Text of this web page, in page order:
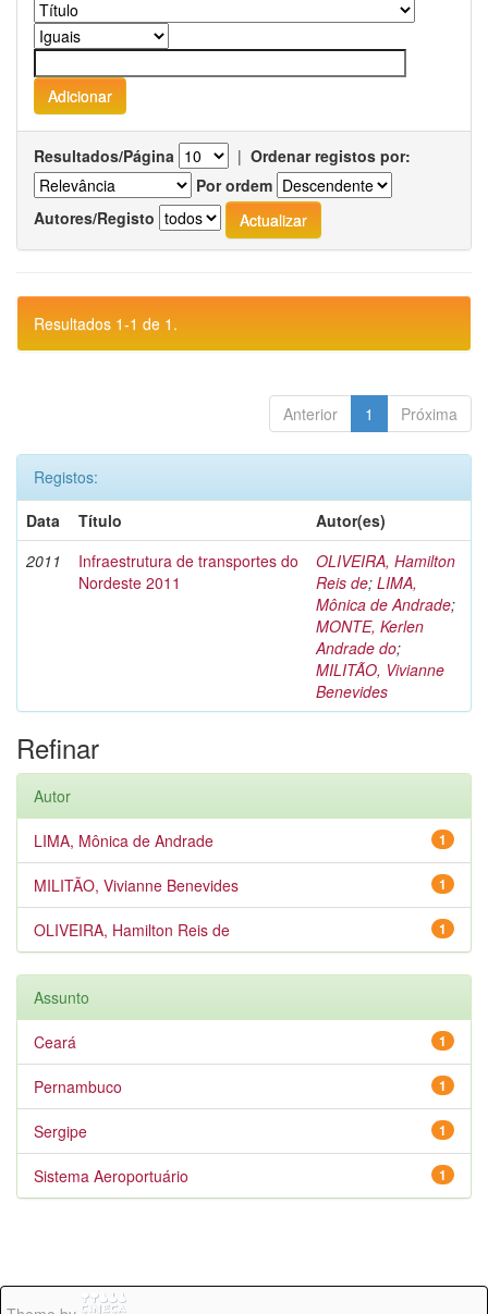
Resultados/Página | Ordenar registos por:
Por ordem
Autores/Registo
Resultados 1-1 de 1.
Anterior 1 Próxima
Registos:
Data
Título
Autor(es)
2011
Infraestrutura de transportes do
Nordeste 2011
OLIVEIRA, Hamilton
Reis de; LIMA,
Mônica de Andrade;
MONTE, Kerlen
Andrade do;
MILITÃO, Vivianne
Benevides
Refinar
Autor
1
LIMA, Mônica de Andrade
1
MILITÃO, Vivianne Benevides
1
OLIVEIRA, Hamilton Reis de
Assunto
1
Ceará
1
Pernambuco
1
Sergipe
1
Sistema Aeroportuário